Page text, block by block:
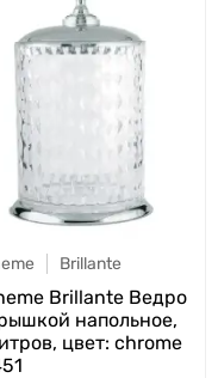
Brillante
Brillante Ведро
напольное,
цвет: chrome